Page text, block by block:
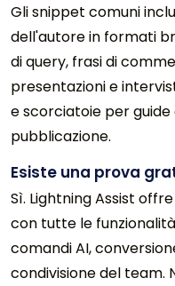
Gli snippet comuni
dell'autore in formati
di query, frasi di
presentazioni e
e scorciatoie per
pubblicazione.
Esiste una prova
Sì. Lightning Assist
con tutte le
comandi AI,
condivisione del team.